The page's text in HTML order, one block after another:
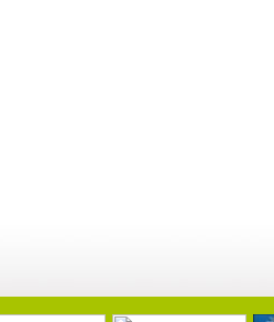
03:44 01:00